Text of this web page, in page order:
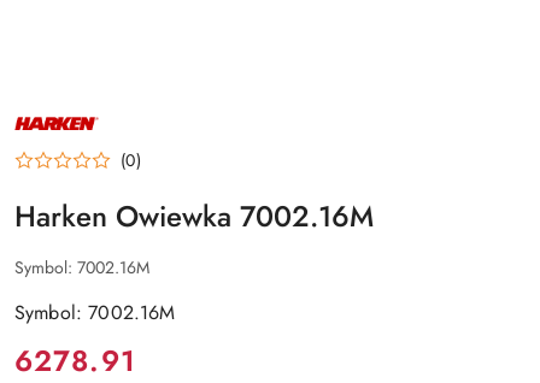
NAZWA
PRODUCENTA:
HARKEN (0)
Harken Owiewka 7002.16M
Symbol: 7002.16M
Symbol: 7002.16M
Cena:
6278.91